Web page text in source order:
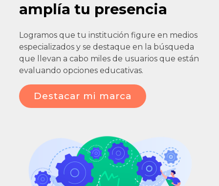
amplía tu presencia
Logramos que tu institución figure en medios
especializados y se destaque en la búsqueda
que llevan a cabo miles de usuarios que están
evaluando opciones educativas.
Destacar mi marca